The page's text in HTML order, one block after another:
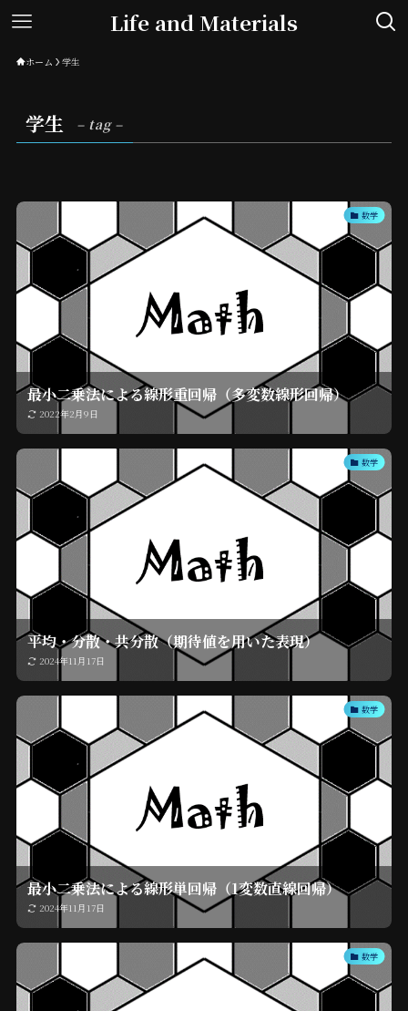
Life and Materials
ホーム 学生
学生 – tag –
数学
最小二乗法による線形重回帰（多変数線形回帰）
2022年2月9日
数学
平均・分散・共分散（期待値を用いた表現）
2024年11月17日
数学
最小二乗法による線形単回帰（1変数直線回帰）
2024年11月17日
数学